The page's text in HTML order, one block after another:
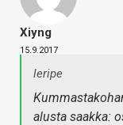
Xiyng
15.9.2017
leripe
alusta saakka: